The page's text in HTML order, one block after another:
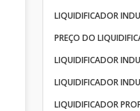
LIQUIDIFICADOR
PREÇO DO
LIQUIDIFICADOR
LIQUIDIFICADOR
LIQUIDIFICADOR